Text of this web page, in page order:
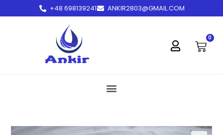
+48 698139241 ANKIR2803@GMAIL.COM
0